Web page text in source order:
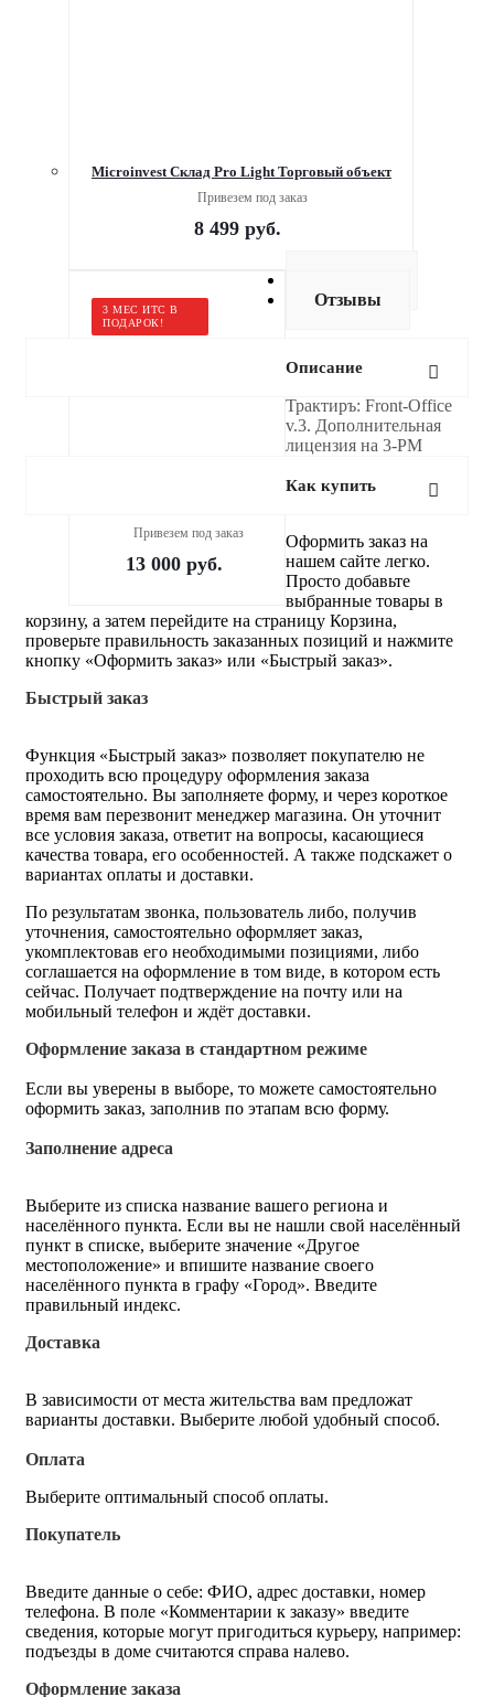
Microinvest Склад Pro Light Торговый объект
Привезем под заказ
8 499 руб.
3 МЕС ИТС В
ПОДАРОК!
Привезем под заказ
13 000руб.
Отзывы
Описание
Трактиръ: Front-Office
v.3. Дополнительная
лицензия на 3-РМ
Как купить
Оформить заказ на
нашем сайте легко.
Просто добавьте
выбранные товары в
корзину, а затем перейдите на страницу Корзина,
проверьте правильность заказанных позиций и нажмите
кнопку «Оформить заказ» или «Быстрый заказ».
Быстрый заказ
Функция «Быстрый заказ» позволяет покупателю не
проходить всю процедуру оформления заказа
самостоятельно. Вы заполняете форму, и через короткое
время вам перезвонит менеджер магазина. Он уточнит
все условия заказа, ответит на вопросы, касающиеся
качества товара, его особенностей. А также подскажет о
вариантах оплаты и доставки.
По результатам звонка, пользователь либо, получив
уточнения, самостоятельно оформляет заказ,
укомплектовав его необходимыми позициями, либо
соглашается на оформление в том виде, в котором есть
сейчас. Получает подтверждение на почту или на
мобильный телефон и ждёт доставки.
Оформление заказа в стандартном режиме
Если вы уверены в выборе, то можете самостоятельно
оформить заказ, заполнив по этапам всю форму.
Заполнение адреса
Выберите из списка название вашего региона и
населённого пункта. Если вы не нашли свой населённый
пункт в списке, выберите значение «Другое
местоположение» и впишите название своего
населённого пункта в графу «Город». Введите
правильный индекс.
Доставка
В зависимости от места жительства вам предложат
варианты доставки. Выберите любой удобный способ.
Оплата
Выберите оптимальный способ оплаты.
Покупатель
Введите данные о себе: ФИО, адрес доставки, номер
телефона. В поле «Комментарии к заказу» введите
сведения, которые могут пригодиться курьеру, например:
подъезды в доме считаются справа налево.
Оформление заказа